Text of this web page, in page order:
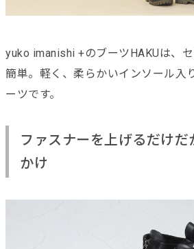
yuko imanishi +のブーツHAKUは、
簡単。軽く、柔らかいインソール入
ーツです。
ファスナーを上げるだけだ
かけ